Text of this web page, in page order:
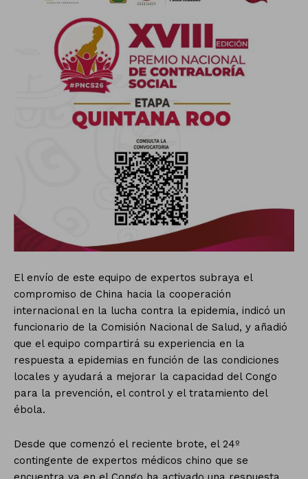
El envío de este equipo de expertos subraya el
compromiso de China hacia la cooperación
internacional en la lucha contra la epidemia, indicó un
funcionario de la Comisión Nacional de Salud, y añadió
que el equipo compartirá su experiencia en la
respuesta a epidemias en función de las condiciones
locales y ayudará a mejorar la capacidad del Congo
para la prevención, el control y el tratamiento del
ébola.
Desde que comenzó el reciente brote, el 24º
contingente de expertos médicos chino que se